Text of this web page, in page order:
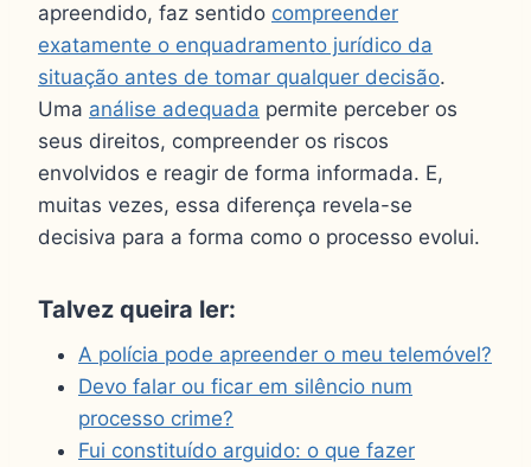
apreendido, faz sentido compreender
exatamente o enquadramento jurídico da
situação antes de tomar qualquer decisão.
Uma análise adequada permite perceber os
seus direitos, compreender os riscos
envolvidos e reagir de forma informada. E,
muitas vezes, essa diferença revela-se
decisiva para a forma como o processo evolui.
Talvez queira ler:
A polícia pode apreender o meu telemóvel?
Devo falar ou ficar em silêncio num
processo crime?
Fui constituído arguido: o que fazer